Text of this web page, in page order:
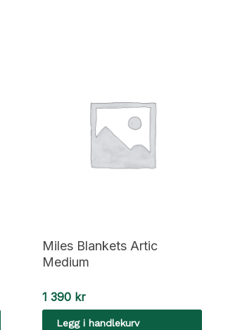
Miles Blankets Artic
Medium
1 390 kr
Legg i handlekurv